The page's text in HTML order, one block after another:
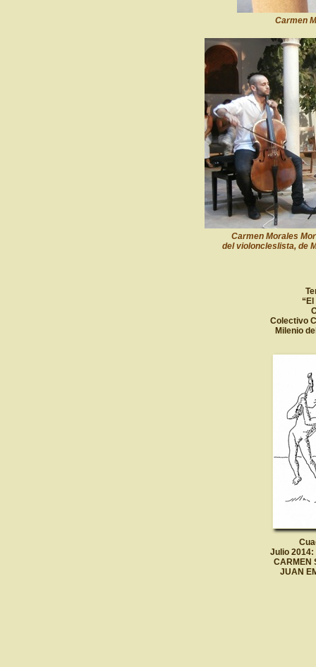
Carmen
Carmen Morales
del violoncleslista, de
Colectivo
Milenio
Julio 2014:
CARMEN
JUAN